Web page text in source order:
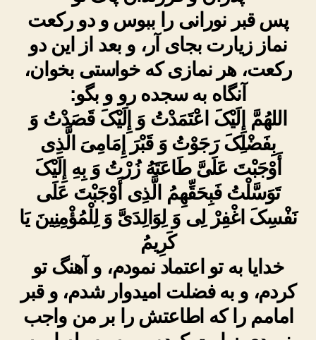
پس قبر نورانى را ببوس و دو رکعت
نماز زیارت بجاى آر، و بعد از این دو
رکعت، هر نمازى که خواستى بخوان،
آنگاه به سجده رو و بگو:
اللهُمَّ إِلَیْکَ اعْتَمَدْتُ وَ إِلَیْکَ قَصَدْتُ وَ
بِفَضْلِکَ رَجَوْتُ وَ قَبْرَ إِمَامِیَ الَّذِی
أَوْجَبْتَ عَلَیَّ طَاعَتَهُ زُرْتُ وَ بِهِ إِلَیْکَ
تَوَسَّلْتُ فَبِحَقِّهِمُ الَّذِی أَوْجَبْتَ عَلَى
نَفْسِکَ اغْفِرْ لِی وَ لِوَالِدَیَّ وَ لِلْمُؤْمِنِینَ یَا
کَرِیمُ
خدایا به تو اعتماد نمودم، و آهنگ تو
کردم، و به فضلت امیدوار شدم، و قبر
امامم را که اطاعتش را بر من واجب